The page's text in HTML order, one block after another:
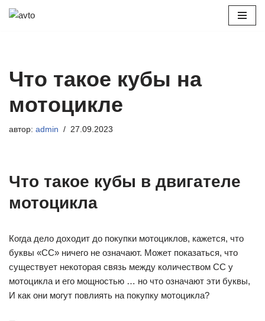
Что такое кубы на
мотоцикле
автор: admin 27.09.2023
Что такое кубы в двигателе
мотоцикла
Когда дело доходит до покупки мотоциклов, кажется, что
буквы «CC» ничего не означают. Может показаться, что
существует некоторая связь между количеством CC у
мотоцикла и его мощностью … но что означают эти буквы,
И как они могут повлиять на покупку мотоцикла?